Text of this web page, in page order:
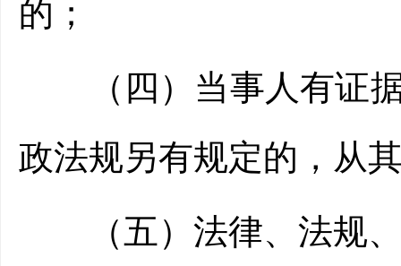
的；
（四）当事人有证据
政法规另有规定的，从
（五）法律、法规、